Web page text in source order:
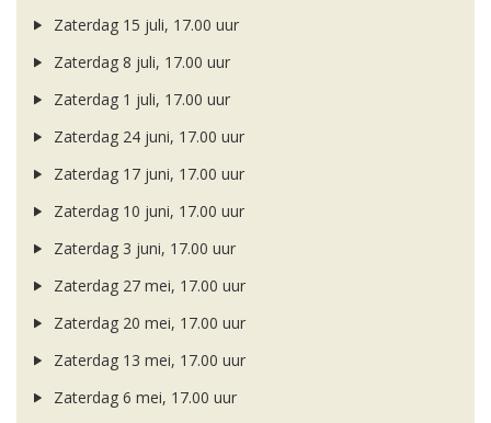
Zaterdag 15 juli, 17.00 uur
Zaterdag 8 juli, 17.00 uur
Zaterdag 1 juli, 17.00 uur
Zaterdag 24 juni, 17.00 uur
Zaterdag 17 juni, 17.00 uur
Zaterdag 10 juni, 17.00 uur
Zaterdag 3 juni, 17.00 uur
Zaterdag 27 mei, 17.00 uur
Zaterdag 20 mei, 17.00 uur
Zaterdag 13 mei, 17.00 uur
Zaterdag 6 mei, 17.00 uur